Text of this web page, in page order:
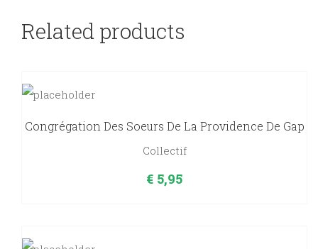
Related products
Congrégation Des Soeurs De La Providence De Gap
Collectif
€ 5,95